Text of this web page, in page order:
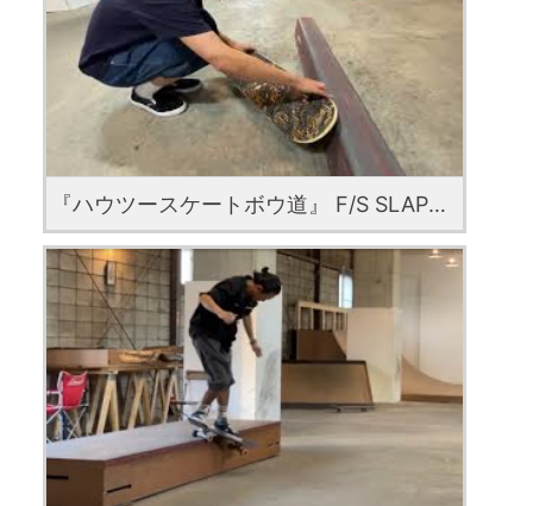
『ハウツースケートボウ道』 F/S SLAPPY 50-50 by Mitsutoshi